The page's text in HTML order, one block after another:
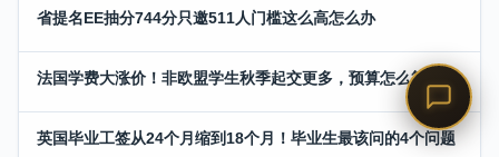
省提名EE抽分744分只邀511人门槛这么高怎么办
法国学费大涨价！非欧盟学生秋季起交更多，预算怎么算
英国毕业工签从24个月缩到18个月！毕业生最该问的4个问题